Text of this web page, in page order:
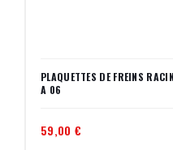
PLAQUETTES DE FREINS
A 06
59,00 €